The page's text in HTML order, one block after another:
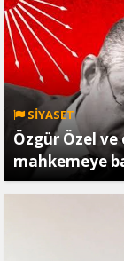
SİYASET
Özgür Özel
mahkemeye